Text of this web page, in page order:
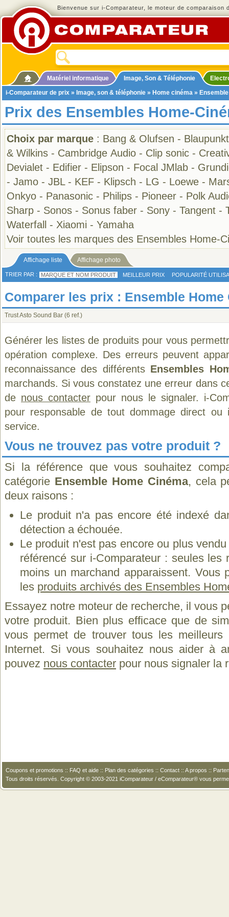
Bienvenue sur i-Comparateur, le moteur de comparaison
Matériel informatique Image, Son & Téléphonie
i-Comparateur de prix » Image, son & téléphonie » Home cinéma »
Prix des Ensembles Home-
Choix par marque : Bang & Olufsen - Blaupunkt
& Wilkins - Cambridge Audio - Clip sonic -
Devialet - Edifier - Elipson - Focal JMlab -
- Jamo - JBL- KEF - Klipsch - LG - Loewe -
Onkyo - Panasonic - Philips - Pioneer - Polk
Sharp - Sonos - Sonus faber - Sony - Tangent -
Waterfall
- Xiaomi - Yamaha
Voir toutes les marques des Ensembles Home-
Affichage liste Affichage photo
TRIER PAR : MARQUE ET NOM PRODUIT MEILLEUR PRIX POPULARITÉ
Comparer les prix : Ensemble Home
Trust Asto Sound Bar (6 ref.)
Générer les listes de produits pour vous
opération complexe. Des erreurs peuvent
reconnaissance des différents Ensembles
marchands. Si vous constatez une erreur dans
de nous contacter pour nous le signaler. i-
pour responsable de tout dommage direct
service.
Vous ne trouvez pas votre produit ?
Si la référence que vous souhaitez
catégorie Ensemble Home Cinéma, cela
deux raisons :
Le produit n'a pas encore été indexé
détection a échouée.
Le produit n'est pas encore ou plus
référencé sur i-Comparateur : seules les
moins un marchand apparaissent. Vous
les produits archivés des Ensembles
Essayez notre moteur de recherche, il vous
votre produit. Bien plus efficace que de
vous permet de trouver tous les
Internet. Si vous souhaitez nous aider à
pouvez nous contacter pour nous signaler la
Coupons et promotions :: FAQ et aide :: Plan des catégories :: Contact :: A propos ::
Tous droits réservés. Copyright © 2003-2021 iComparateur / eComparateur® vous